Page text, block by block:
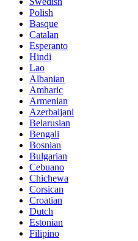
Polish
Basque
Catalan
Esperanto
Hindi
Lao
Albanian
Amharic
Armenian
Azerbaijani
Belarusian
Bengali
Bosnian
Bulgarian
Cebuano
Chichewa
Corsican
Croatian
Dutch
Estonian
Filipino